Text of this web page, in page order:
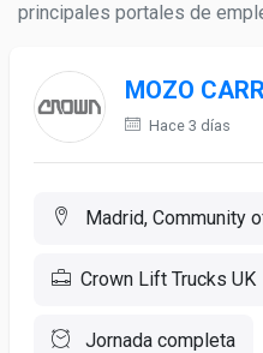
principales portales de
MOZO
Hace 3 días
Madrid, Community
Crown Lift Trucks UK
Jornada completa